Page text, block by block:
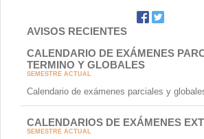
AVISOS RECIENTES
CALENDARIO DE EXÁMENES
TERMINO Y GLOBALES
SEMESTRE ACTUAL
Calendario de exámenes parciales y
CALENDARIOS DE EXÁMENES
SEMESTRE ACTUAL